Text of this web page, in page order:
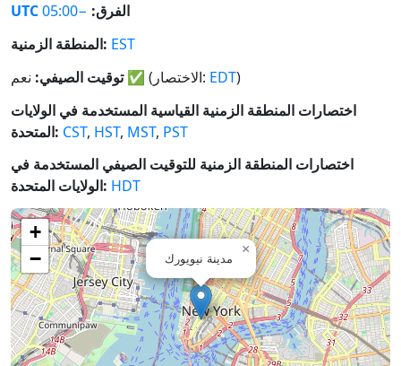
UTC
الفرق: −05:00
المنطقة الزمنية: EST
توقيت الصيفي:نعم✅ (الاختصار: EDT)
اختصارات المنطقة الزمنية القياسية المستخدمة في الولايات
المتحدة: CST, HST, MST, PST
اختصارات المنطقة الزمنية للتوقيت الصيفي المستخدمة في
الولايات المتحدة: HDT
مدينة نيويورك
×
+
−